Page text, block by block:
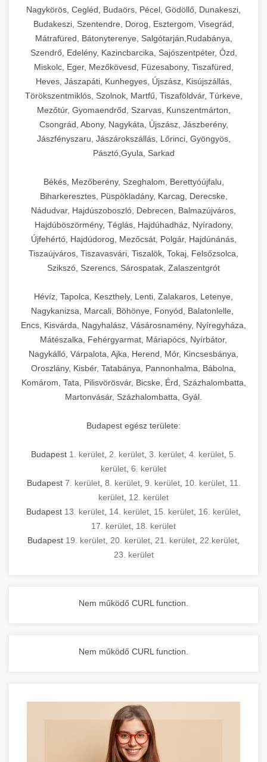
Nagykörös, Cegléd, Budaörs, Pécel, Gödöllő, Dunakeszi,
Budakeszi, Szentendre, Dorog, Esztergom, Visegrád,
Mátrafüred, Bátonyterenye, Salgótarján,Rudabánya,
Szendrő, Edelény, Kazincbarcika, Sajószentpéter, Ózd,
Miskolc, Eger, Mezőkövesd, Füzesabony, Tiszafüred,
Heves, Jászapáti, Kunhegyes, Újszász, Kisújszállás,
Törökszentmiklós, Szolnok, Martfű, Tiszaföldvár, Túrkeve,
Mezőtúr, Gyomaendrőd, Szarvas, Kunszentmárton,
Csongrád, Abony, Nagykáta, Újszász, Jászberény,
Jászfényszaru, Jászárokszállás, Lőrinci, Gyöngyös,
Pásztó,Gyula, Sarkad
Békés, Mezőberény, Szeghalom, Berettyóújfalu,
Biharkeresztes, Püspökladány, Karcag, Derecske,
Nádudvar, Hajdúszoboszló, Debrecen, Balmazújváros,
Hajdúböszörmény, Téglás, Hajdúhadház, Nyíradony,
Újfehértó, Hajdúdorog, Mezőcsát, Polgár, Hajdúnánás,
Tiszaújváros, Tiszavasvári, Tiszalök, Tokaj, Felsőzsolca,
Szikszó, Szerencs, Sárospatak, Zalaszentgrót
Hévíz, Tapolca, Keszthely, Lenti, Zalakaros, Letenye,
Nagykanizsa, Marcali, Böhönye, Fonyód, Balatonlelle,
Encs, Kisvárda, Nagyhalász, Vásárosnamény, Nyíregyháza,
Mátészalka, Fehérgyarmat, Máriapócs, Nyírbátor,
Nagykálló, Várpalota, Ajka, Herend, Mór, Kincsesbánya,
Oroszlány, Kisbér, Tatabánya, Pannonhalma, Bábolna,
Komárom, Tata, Pilisvörösvár, Bicske, Érd, Százhalombatta,
Martonvásár, Százhalombatta, Gyál.
Budapest egész területe:
Budapest 1. kerület 2. kerület 3. kerület 4. kerület 5.
kerület 6. kerület
Budapest 7. kerület, 8. kerület, 9. kerület, 10. kerület, 11.
kerület 12. kerület
Budapest 13. kerület 14. kerület 15. kerület 16. kerület
17. kerület 18. kerület
Budapest 19. kerület 20. kerület 21. kerület 22.kerület
23. kerület
Nem működő CURL function.
Nem működő CURL function.